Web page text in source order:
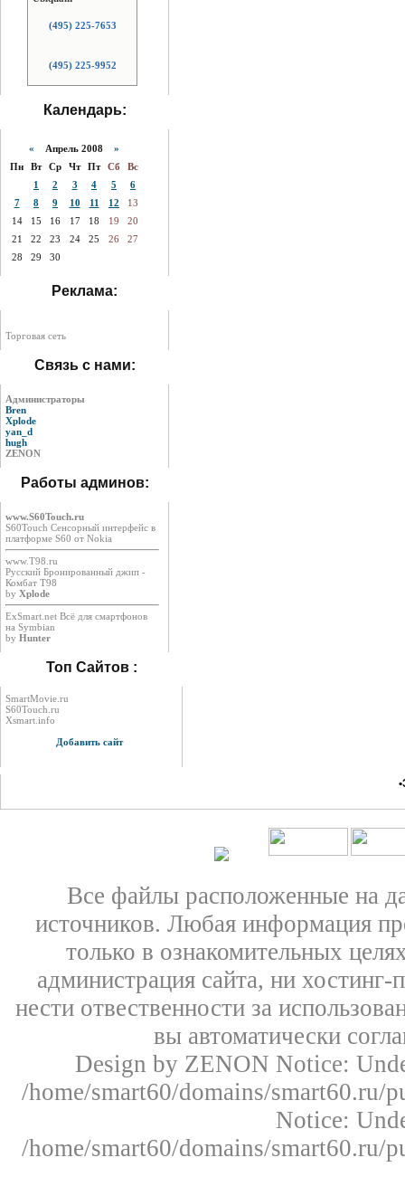
(495) 225-7653
(495) 225-9952
Календарь:
« Апрель 2008 »
Пн
Вт Ср Чт Пт Сб
Вс
1
2 3 4 5
6
7
8 9 10 11 12
13
14
15 16 17 18 19
20
21
22 23 24 25 26
27
28
29 30
Реклама:
Торговая сеть
Связь с нами:
Администраторы
Bren
Xplode
yan_d
hugh
ZENON
Работы админов:
www.S60Touch.ru
S60Touch Сенсорный интерфейс в
платформе S60 от Nokia
www.T98.ru
Русский Бронированный джип -
Комбат Т98
by Xplode
ExSmart.net Всё для смартфонов
на Symbian
by Hunter
Топ Сайтов :
SmartMovie.ru
S60Touch.ru
Xsmart.info
Добавить сайт
Все файлы расположенные на
источников. Любая информация
только в ознакомительных
администрация сайта, ни
нести отвественности за
вы автоматически
Design by ZENON Notice:
/home/smart60/domains/
Notice:
/home/smart60/domains/